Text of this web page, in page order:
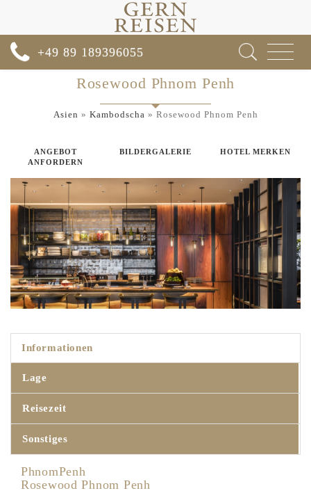
Toggle
+49 89 189396055
Rosewood Phnom Penh
Asien » Kambodscha » Rosewood Phnom Penh
ANGEBOT
ANFORDERN
BILDERGALERIE HOTEL MERKEN
Informationen
Lage
Reisezeit
Sonstiges
Rosewood Phnom Penh